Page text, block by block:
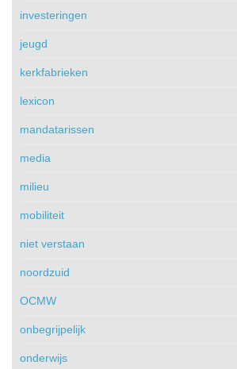
investeringen
jeugd
kerkfabrieken
lexicon
mandatarissen
media
milieu
mobiliteit
niet verstaan
noordzuid
OCMW
onbegrijpelijk
onderwijs